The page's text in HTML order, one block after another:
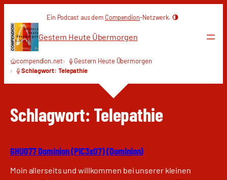
Inhalt
springen
Ein Podcast aus dem Compendion-Netzwerk.
Gestern Heute Übermorgen
compendion.net
Gestern Heute Übermorgen
Schlagwort: Telepathie
Schlagwort: Telepathie
GHU077 Dominion (PIC3x07) (Dominion)
Moin allerseits und willkommen bei unserer kleinen